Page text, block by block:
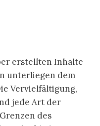
erstellten Inhalte
unterliegen dem
Vervielfältigung,
jede Art der
des